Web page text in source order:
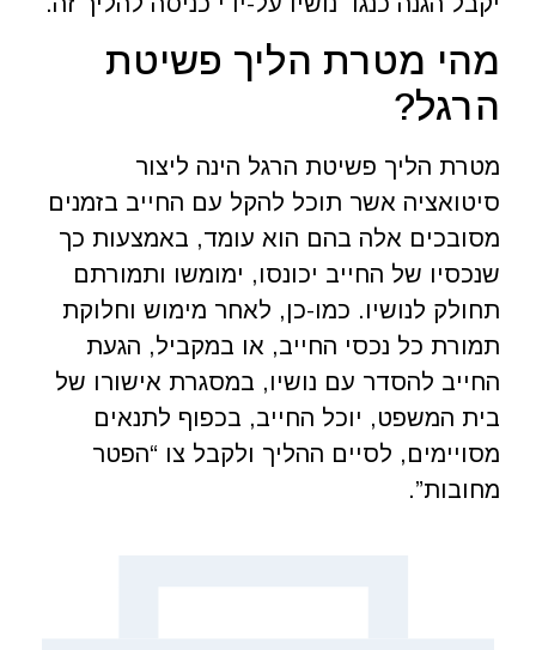
מהי מטרת הליך פשיטת
הרגל?
מטרת הליך פשיטת הרגל הינה ליצור
סיטואציה אשר תוכל להקל עם החייב בזמנים
מסובכים אלה בהם הוא עומד, באמצעות כך
שנכסיו של החייב יכונסו, ימומשו ותמורתם
תחולק לנושיו. כמו-כן, לאחר מימוש וחלוקת
תמורת כל נכסי החייב, או במקביל, הגעת
החייב להסדר עם נושיו, במסגרת אישורו של
בית המשפט, יוכל החייב, בכפוף לתנאים
מסויימים, לסיים ההליך ולקבל צו “הפטר
מחובות”.